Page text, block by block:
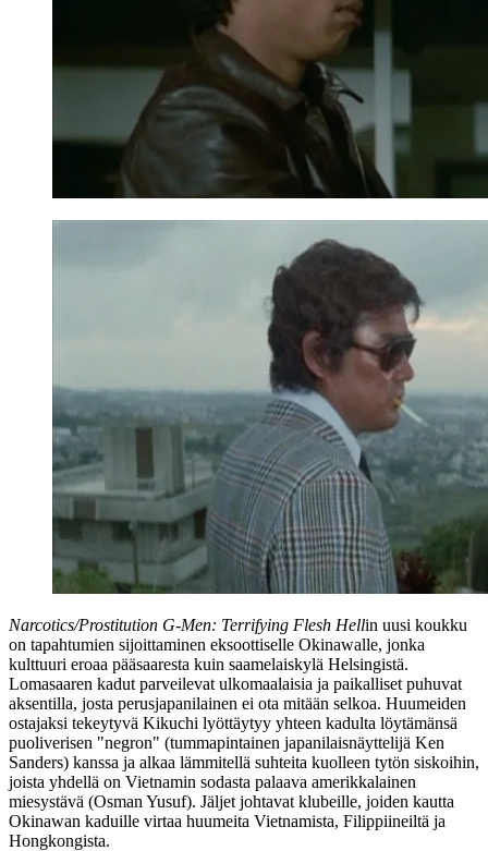
Narcotics/Prostitution G‑Men: Terrifying Flesh Hellin uusi koukku
on tapahtumien sijoittaminen eksoottiselle Okinawalle, jonka
kulttuuri eroaa pääsaaresta kuin saamelaiskylä Helsingistä.
Lomasaaren kadut parveilevat ulkomaalaisia ja paikalliset puhuvat
aksentilla, josta perusjapanilainen ei ota mitään selkoa. Huumeiden
ostajaksi tekeytyvä Kikuchi lyöttäytyy yhteen kadulta löytämänsä
puoliverisen "negron" (tummapintainen japanilaisnäyttelijä Ken
Sanders) kanssa ja alkaa lämmitellä suhteita kuolleen tytön siskoihin,
joista yhdellä on Vietnamin sodasta palaava amerikkalainen
miesystävä (Osman Yusuf). Jäljet johtavat klubeille, joiden kautta
Okinawan kaduille virtaa huumeita Vietnamista, Filippiineiltä ja
Hongkongista.